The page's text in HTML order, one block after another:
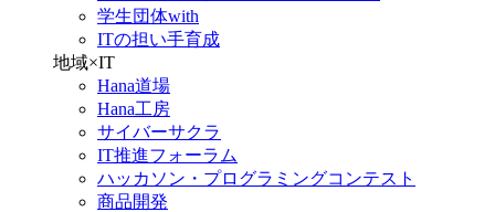
学生団体with
ITの担い手育成
地域×IT
Hana道場
Hana工房
サイバーサクラ
IT推進フォーラム
ハッカソン・プログラミングコンテスト
商品開発